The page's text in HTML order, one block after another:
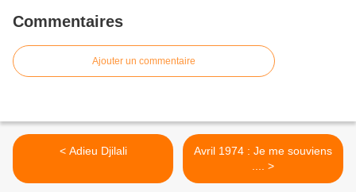
Commentaires
Ajouter un commentaire
< Adieu Djilali
Avril 1974 : Je me souviens
.... >